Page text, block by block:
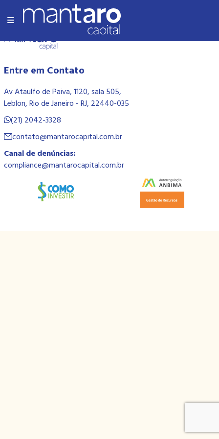
Olá Mundo!
Entre em Contato
Av Ataulfo de Paiva, 1120, sala 505,
Leblon, Rio de Janeiro - RJ, 22440-035
(21) 2042-3328
contato@mantarocapital.com.br
Canal de denúncias:
compliance@mantarocapital.com.br